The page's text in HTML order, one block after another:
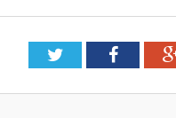
Twitter